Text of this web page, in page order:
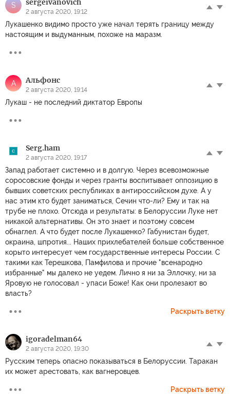
S sergeivanovich
2 августа 2020, 19:12
Лукашенко видимо просто уже начал терять границу между
настоящим и выдуманным, похоже на маразм.
А Альфонс
2 августа 2020, 19:14
Лукаш - не последний диктатор Европы
Serg.ham
2 августа 2020, 19:17
Запад работает системно и в долгую. Через всевозможные
соросовские фонды и через гранты воспитывает оппозицию в
бывших советских республиках в антироссийском духе. А у
нас этим кто будет заниматься, Сечин что-ли? Ему и так на
трубе не плохо. Отсюда и результаты: в Белоруссии Луке нет
никакой альтернативы. Он это знает и поэтому совсем
обнаглел. А что будет после Лукашенко? Габунистан будет,
окраина, шпротия... Наших прихлебателей больше собственное
корыто интересует чем государственные интересы России. С
такими как Терешкова, Памфилова и прочие "всенародно
избранные" мы далеко не уедем. Лично я ни за Эллочку, ни за
Яровую не голосовал - упаси Боже! Как они пролезают во
власть?
Раскрыть ветку
igoradelman64
2 августа 2020, 19:30
Русским теперь опасно показываться в Белоруссии. Таракан
их может арестовать, как вагнеровцев.
Раскрыть ветку